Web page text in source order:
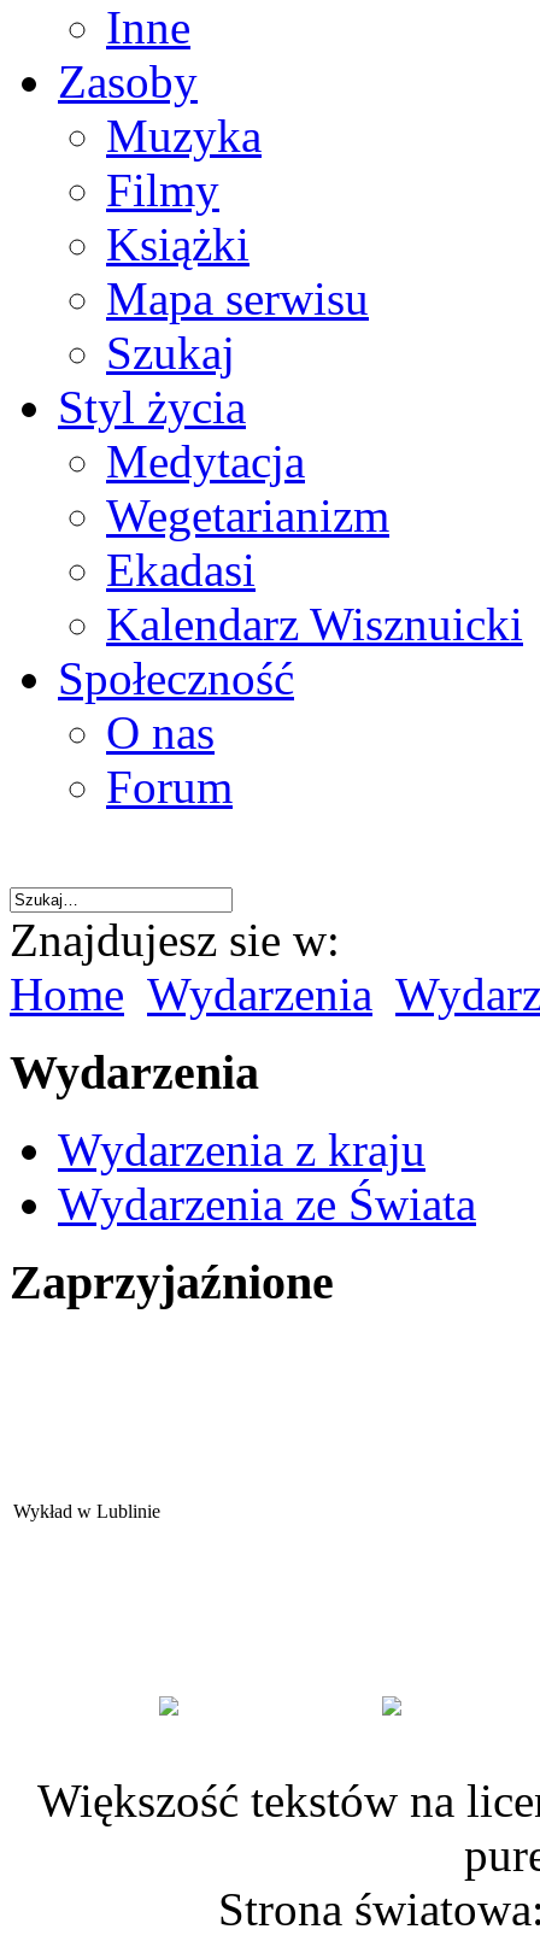
Inne
Zasoby
Muzyka
Filmy
Książki
Mapa serwisu
Szukaj
Styl życia
Medytacja
Wegetarianizm
Ekadasi
Kalendarz Wisznuicki
Społeczność
O nas
Forum
Znajdujesz sie w:
Home Wydarzenia
Wydarzenia
Wydarzenia z kraju
Wydarzenia ze Świata
Zaprzyjaźnione
Wykład w Lublinie
Większość tekstów na
Strona